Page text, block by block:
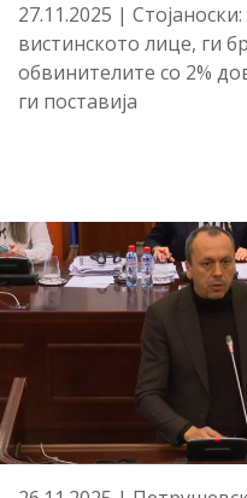
27.11.2025 |
вистинското лице, ги
обвинителите со 2%
ги поставија